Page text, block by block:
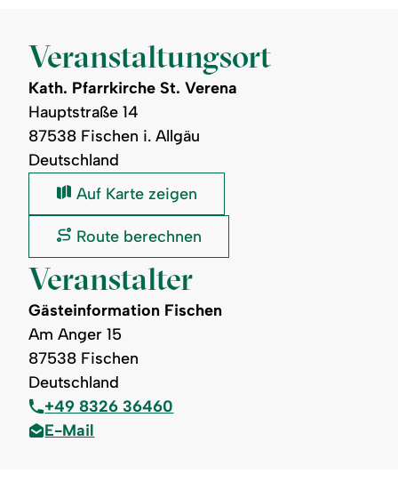
Veranstaltungsort
Kath. Pfarrkirche St. Verena
Hauptstraße 14
87538 Fischen i. Allgäu
Deutschland
Kath.
Verena:
Auf Karte zeigen
Kath.
Verena:
Route berechnen
Veranstalter
Gästeinformation Fischen
Am Anger 15
87538 Fischen
Deutschland
+49 8326 36460
E-Mail